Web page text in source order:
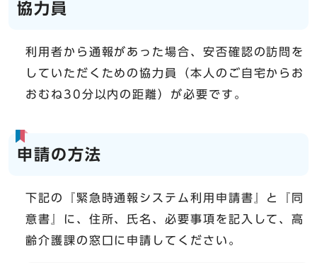
協力員
利用者から通報があった場合、安否確認の訪問を
していただくための協力員（本人のご自宅からお
おむね30分以内の距離）が必要です。
申請の方法
下記の『緊急時通報システム利用申請書』と『同
意書』に、住所、氏名、必要事項を記入して、高
齢介護課の窓口に申請してください。